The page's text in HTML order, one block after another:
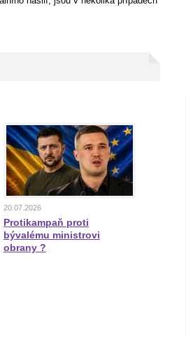
20.07.2026
Protikampaň proti
bývalému ministrovi
obrany ?